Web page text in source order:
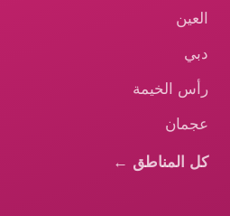
العين
دبي
رأس الخيمة
عجمان
كل المناطق ←